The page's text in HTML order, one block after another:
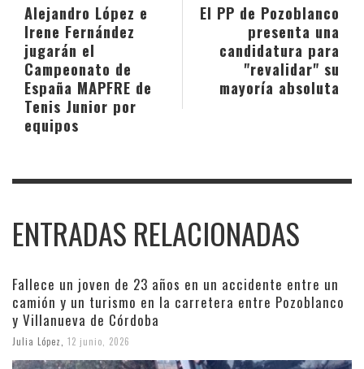
El PP de Pozoblanco
presenta una
candidatura para
"revalidar" su
mayoría absoluta
Alejandro López e
Irene Fernández
jugarán el
Campeonato de
España MAPFRE de
Tenis Junior por
equipos
ENTRADAS RELACIONADAS
Fallece un joven de 23 años en un accidente entre un
camión y un turismo en la carretera entre Pozoblanco
y Villanueva de Córdoba
Julia López 12 junio, 2026